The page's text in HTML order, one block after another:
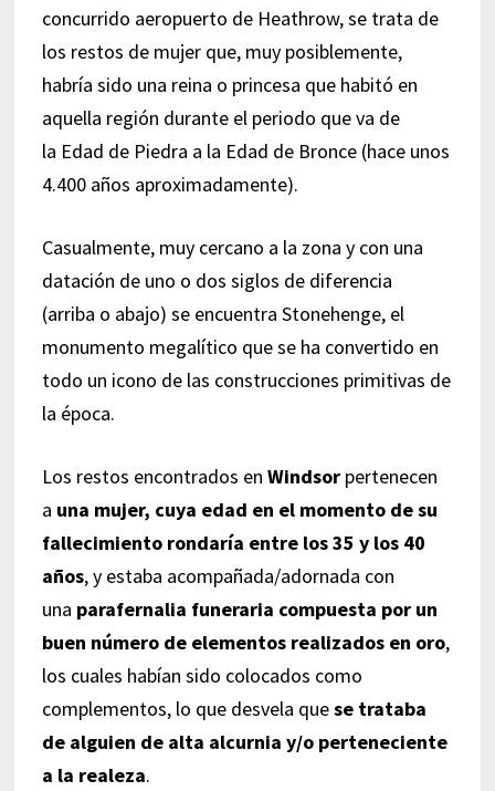
concurrido aeropuerto de Heathrow, se trata de
los restos de mujer que, muy posiblemente,
habría sido una reina o princesa que habitó en
aquella región durante el periodo que va de
la Edad de Piedra a la Edad de Bronce (hace unos
4.400 años aproximadamente).
Casualmente, muy cercano a la zona y con una
datación de uno o dos siglos de diferencia
(arriba o abajo) se encuentra Stonehenge, el
monumento megalítico que se ha convertido en
todo un icono de las construcciones primitivas de
la época.
Los restos encontrados en Windsorpertenecen
a una mujer, cuya edad en el momento de su
fallecimiento rondaría entre los 35 y los 40
años, y estaba acompañada/adornada con
una parafernalia funeraria compuesta por un
buen número de elementos realizados en oro,
los cuales habían sido colocados como
complementos, lo que desvela quese trataba
de alguien de alta alcurnia y/o perteneciente
a la realeza.